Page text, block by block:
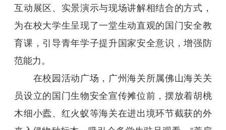
互动展区、实景演示与现场讲解相结合的方式，
为在校大学生呈现了一堂生动直观的国门安全教
育课，引导青年学子提升国家安全意识，增强防
范能力。
在校园活动广场，广州海关所属佛山海关关
员设立的国门生物安全宣传摊位前，摆放着胡桃
木细小蠹、红火蚁等海关在进出境环节截获的外